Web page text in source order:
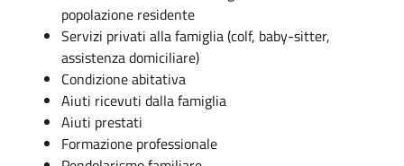
popolazione residente
Servizi privati alla famiglia (colf, baby-sitter,
assistenza domiciliare)
Condizione abitativa
Aiuti ricevuti dalla famiglia
Aiuti prestati
Formazione professionale